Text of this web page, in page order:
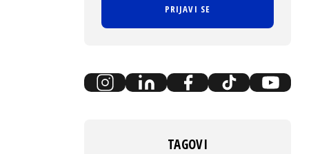
PRIJAVI SE
TAGOVI